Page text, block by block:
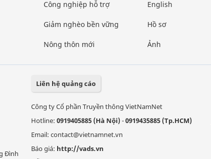
Công nghiệp hỗ trợ
Giảm nghèo bền vững
Nông thôn mới
English
Hồ sơ
Ảnh
Đình
Liên hệ quảng cáo
Công ty Cổ phần Truyền thông VietNamNet
Hotline: 0919405885 (Hà Nội)-0919435885 (Tp.HCM)
Email: contact@vietnamnet.vn
Báo giá: http://vads.vn